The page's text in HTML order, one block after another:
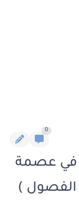
0
في عصمة
)